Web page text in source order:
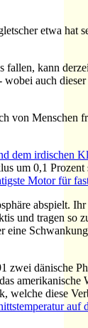
etwa hat
kann
wobei auch
von Menschen
dem irdischen
um 0,1
Motor für
abspielt.
und tragen so
eine
zwei dänische
amerikanische
welche diese
auf